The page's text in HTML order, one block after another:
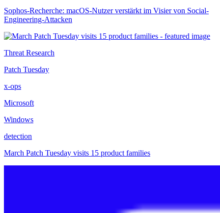
Sophos-Recherche: macOS-Nutzer verstärkt im Visier von Social-
Engineering-Attacken
Threat Research
Patch Tuesday
x-ops
Microsoft
Windows
detection
March Patch Tuesday visits 15 product families